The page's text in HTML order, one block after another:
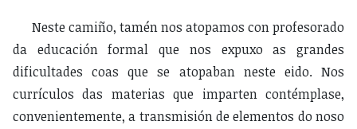
Neste camiño, tamén nos atopamos con profesorado
da educación formal que nos expuxo as grandes
dificultades coas que se atopaban neste eido. Nos
currículos das materias que imparten contémplase,
convenientemente, a transmisión de elementos do noso